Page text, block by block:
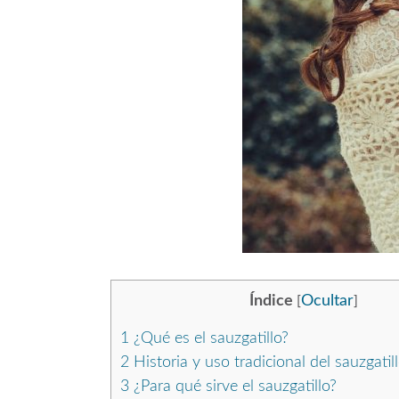
Índice [Ocultar]
1 ¿Qué es el sauzgatillo?
2 Historia y uso tradicional del
3 ¿Para qué sirve el sauzgatillo?